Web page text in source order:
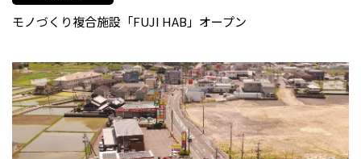
モノづくり複合施設「FUJI HAB」オープン